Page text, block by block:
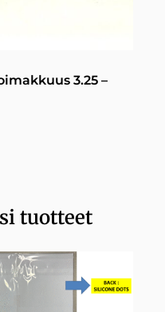
3.25 –
tuotteet